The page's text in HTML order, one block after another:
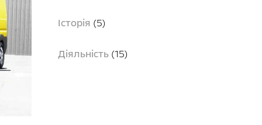
Історія (5)
Діяльність(15)